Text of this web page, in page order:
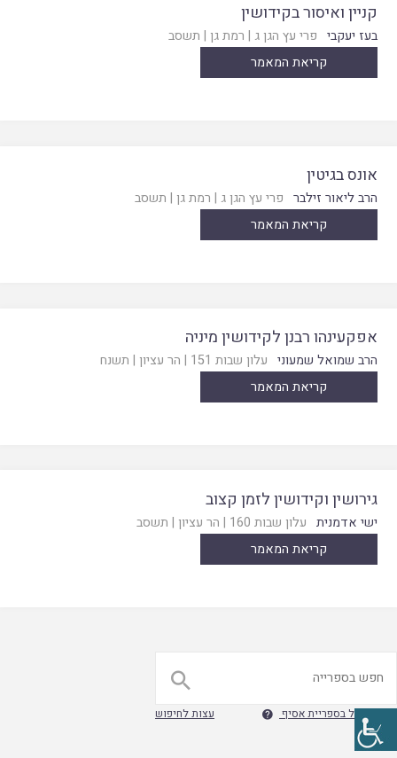
קניין ואיסור בקידושין
בעז יעקבי פרי עץ הגן ג | רמת גן | תשסב
קריאת המאמר
אונס בגיטין
הרב ליאור זילבר פרי עץ הגן ג | רמת גן | תשסב
קריאת המאמר
אפקעינהו רבנן לקידושין מיניה
הרב שמואל שמעוני עלון שבות 151 | הר עציון | תשנח
קריאת המאמר
גירושין וקידושין לזמן קצוב
ישי אדמנית עלון שבות 160 | הר עציון | תשסב
קריאת המאמר

חיפוש גוגל בספריית אסיף  עצות לחיפוש